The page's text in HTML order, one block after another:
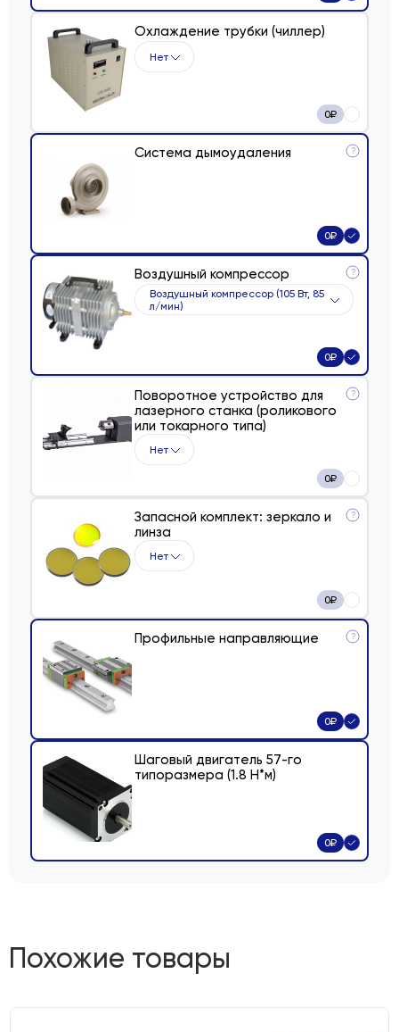
Охлаждение трубки (чиллер)
Нет
0₽
Система дымоудаления ?
0₽
Воздушный компрессор ?
Воздушный компрессор (105 Вт, 85
л/мин)
0₽
Поворотное устройство для
лазерного станка (роликового
или токарного типа)
?
Нет
0₽
Запасной комплект: зеркало и
линза
?
Нет
0₽
Профильные направляющие ?
0₽
Шаговый двигатель 57-го
типоразмера (1.8 Н*м)
0₽
Похожие товары